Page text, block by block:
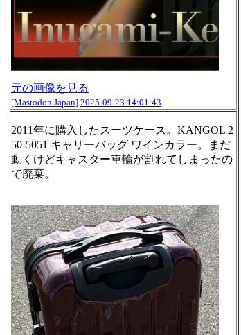
元の画像を見る
[Mastodon Japan] 2025-09-23 14:01:43
2011年に購入したスーツケース。KANGOL 2
50-5051 キャリーバッグ ワインカラー。まだ
動くけどキャスター車輪が割れてしまったの
で廃棄。